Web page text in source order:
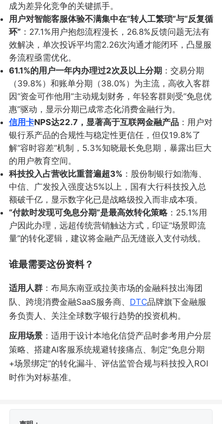
成为差异化竞争的关键抓手。
用户对智能客服体验不满集中在“转人工繁琐”与“反复循
环” ：27.1%用户抱怨流程漫长，26.8%反馈问题无法有
效解决，单次投诉平均需2.26次沟通才能闭环，凸显服
务流程亟需优化。
61.1%的用户一年内办理过2次及以上分期：交易分期
（39.8%）和账单分期（38.0%）为主流，高收入客群
因“资金可作他用”主动规划财务，年轻客群则受“免息优
惠”驱动，显示分期已成常态化消费金融行为。
信用卡NPS达22.7，显著高于互联网金融产品：用户对
银行系产品的合规性与稳定性更信任，但仅19.8%了
解“容时容差”机制，5.3%知晓最长免息期，暴露出巨大
的用户教育空间。
科技投入占营收比重普遍超3% ：股份制银行如渤海、
中信、广发投入强度达5%以上，国有大行科技投入总
额破千亿，显示数字化已是战略级投入而非成本项。
“付款时发现可免息分期”是最高效转化策略：25.1%用
户因此办理，远超传统营销触达方式，印证“场景即流
量”的转化逻辑，建议将金融产品无缝嵌入支付动线。
谁最需要这份资料？
适用人群：布局东南亚或拉美市场的金融科技出海团
队、跨境消费金融SaaS服务商、 DTC品牌旗下金融服
务负责人、关注全球数字银行趋势的投资机构。
应用场景：适用于设计本地化信贷产品时参考用户分层
策略、搭建AI客服系统规避转接痛点、制定“免息分期
+场景绑定”的转化漏斗、评估监管合规与科技投入ROI
时作为对标基准。